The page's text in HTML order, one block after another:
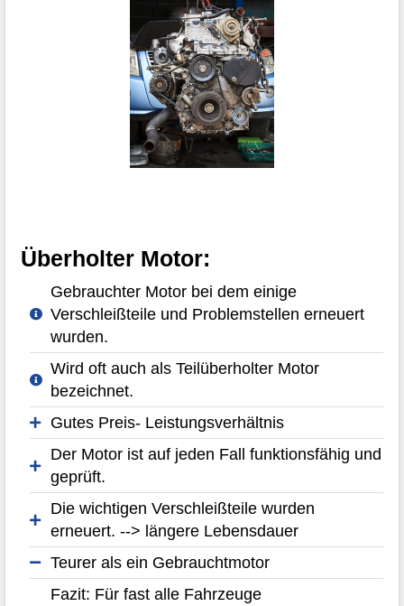
Überholter Motor:
Gebrauchter Motor bei dem einige
Verschleißteile und Problemstellen erneuert
wurden.
Wird oft auch als Teilüberholter Motor
bezeichnet.
Gutes Preis- Leistungsverhältnis
Der Motor ist auf jeden Fall funktionsfähig und
geprüft.
Die wichtigen Verschleißteile wurden
erneuert. --> längere Lebensdauer
Teurer als ein Gebrauchtmotor
Fazit: Für fast alle Fahrzeuge